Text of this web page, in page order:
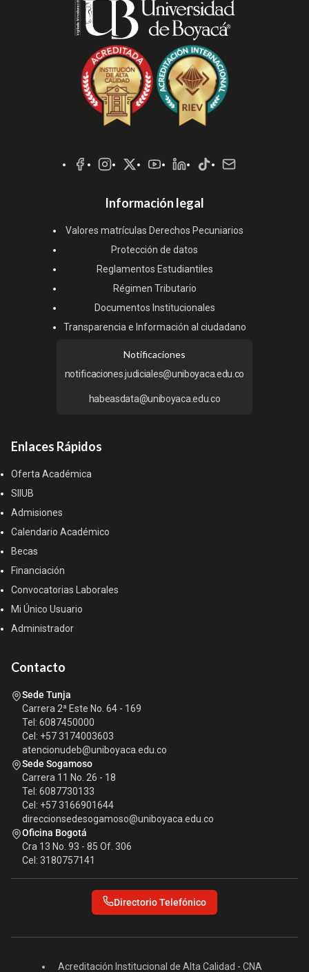
Sociales
Información legal
Valores matrículas Derechos Pecuniarios
Protección de datos
Reglamentos Estudiantiles
Régimen Tributario
Documentos Institucionales
Transparencia e Información al ciudadano
Notificaciones
notificaciones.judiciales@uniboyaca.edu.co
habeasdata@uniboyaca.edu.co
Enlaces Rápidos
Oferta Académica
SIIUB
Admisiones
Calendario Académico
Becas
Financiación
Convocatorias Laborales
Mi Único Usuario
Administrador
Contacto
Sede Tunja
Carrera 2ª Este No. 64 - 169
Tel: 6087450000
Cel: +57 3174003603
atencionudeb@uniboyaca.edu.co
Sede Sogamoso
Carrera 11 No. 26 - 18
Tel: 6087730133
Cel: +57 3166901644
direccionsedesogamoso@uniboyaca.edu.co
Oficina Bogotá
Cra 13 No. 93 - 85 Of. 306
Cel: 3180757141
Directorio Telefónico
Acreditación Institucional de Alta Calidad - CNA